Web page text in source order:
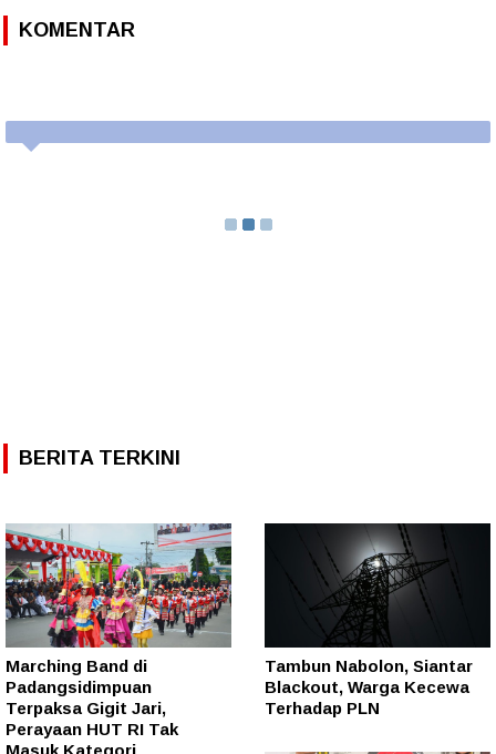
KOMENTAR
BERITA TERKINI
Marching Band di
Padangsidimpuan
Terpaksa Gigit Jari,
Perayaan HUT RI Tak
Masuk Kategori
Tambun Nabolon, Siantar
Blackout, Warga Kecewa
Terhadap PLN